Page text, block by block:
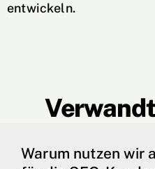
entwickeln.
Warum nutzen wir